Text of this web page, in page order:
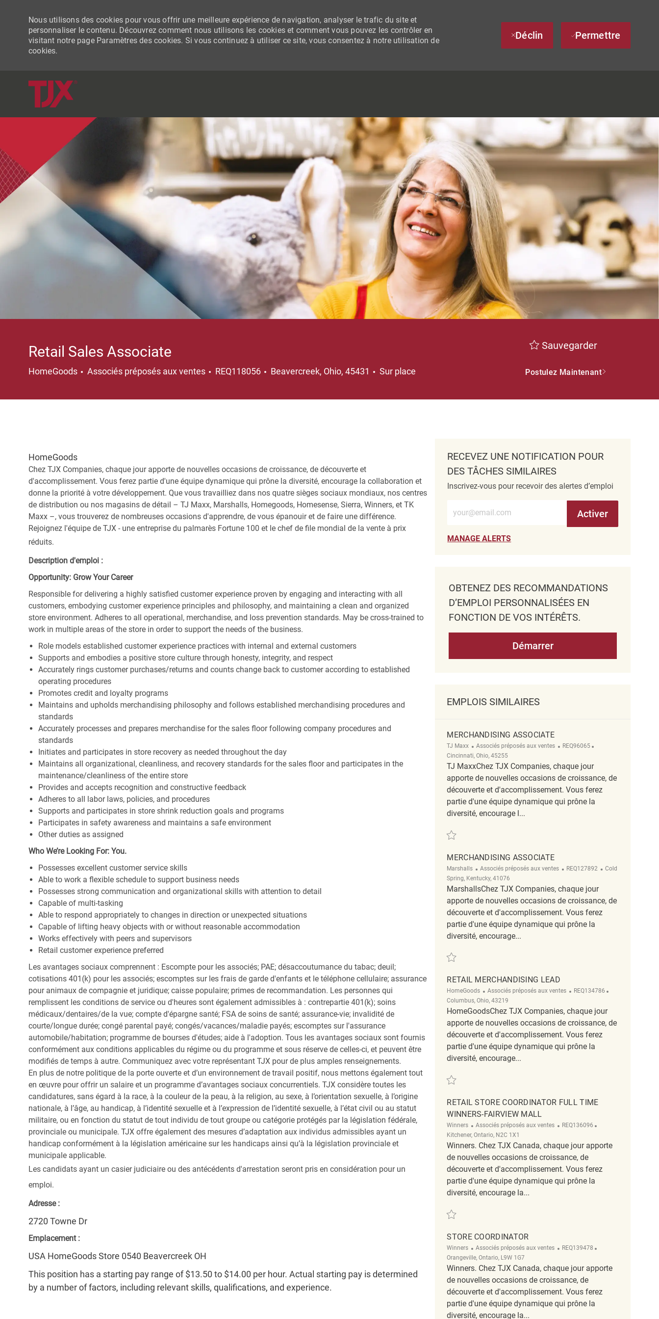
Nous utilisons des cookies pour vous offrir une meilleure expérience de navigation, analyser le trafic du site et
personnaliser le contenu. Découvrez comment nous utilisons les cookies et comment vous pouvez les contrôler en
visitant notre page Paramètres des cookies. Si vous continuez à utiliser ce site, vous consentez à notre utilisation de
cookies.
Déclin Permettre
Retail Sales Associate
HomeGoods Catégorie
Associés préposés aux ventes REQ118056 Emplacement
Beavercreek, Ohio, 45431 Sur place
Sauvegarder
Postulez Maintenant
HomeGoods
Chez TJX Companies, chaque jour apporte de nouvelles occasions de croissance, de découverte et
d'accomplissement. Vous ferez partie d'une équipe dynamique qui prône la diversité, encourage la collaboration et
donne la priorité à votre développement. Que vous travailliez dans nos quatre sièges sociaux mondiaux, nos centres
de distribution ou nos magasins de détail – TJ Maxx, Marshalls, Homegoods, Homesense, Sierra, Winners, et TK
Maxx –, vous trouverez de nombreuses occasions d'apprendre, de vous épanouir et de faire une différence.
Rejoignez l'équipe de TJX - une entreprise du palmarès Fortune 100 et le chef de file mondial de la vente à prix
réduits.
Description d'emploi :
Opportunity: Grow Your Career
Responsible for delivering a highly satisfied customer experience proven by engaging and interacting with all
customers, embodying customer experience principles and philosophy, and maintaining a clean and organized
store environment. Adheres to all operational, merchandise, and loss prevention standards. May be cross-trained to
work in multiple areas of the store in order to support the needs of the business.
Role models established customer experience practices with internal and external customers
Supports and embodies a positive store culture through honesty, integrity, and respect
Accurately rings customer purchases/returns and counts change back to customer according to established
operating procedures
Promotes credit and loyalty programs
Maintains and upholds merchandising philosophy and follows established merchandising procedures and
standards
Accurately processes and prepares merchandise for the sales floor following company procedures and
standards
Initiates and participates in store recovery as needed throughout the day
Maintains all organizational, cleanliness, and recovery standards for the sales floor and participates in the
maintenance/cleanliness of the entire store
Provides and accepts recognition and constructive feedback
Adheres to all labor laws, policies, and procedures
Supports and participates in store shrink reduction goals and programs
Participates in safety awareness and maintains a safe environment
Other duties as assigned
Who We’re Looking For: You.
Possesses excellent customer service skills
Able to work a flexible schedule to support business needs
Possesses strong communication and organizational skills with attention to detail
Capable of multi-tasking
Able to respond appropriately to changes in direction or unexpected situations
Capable of lifting heavy objects with or without reasonable accommodation
Works effectively with peers and supervisors
Retail customer experience preferred
Les avantages sociaux comprennent : Escompte pour les associés; PAE; désaccoutumance du tabac; deuil;
cotisations 401(k) pour les associés; escomptes sur les frais de garde d'enfants et le téléphone cellulaire; assurance
pour animaux de compagnie et juridique; caisse populaire; primes de recommandation. Les personnes qui
remplissent les conditions de service ou d'heures sont également admissibles à : contrepartie 401(k); soins
médicaux/dentaires/de la vue; compte d'épargne santé; FSA de soins de santé; assurance-vie; invalidité de
courte/longue durée; congé parental payé; congés/vacances/maladie payés; escomptes sur l'assurance
automobile/habitation; programme de bourses d'études; aide à l'adoption. Tous les avantages sociaux sont fournis
conformément aux conditions applicables du régime ou du programme et sous réserve de celles-ci, et peuvent être
modifiés de temps à autre. Communiquez avec votre représentant TJX pour de plus amples renseignements.
En plus de notre politique de la porte ouverte et d’un environnement de travail positif, nous mettons également tout
en œuvre pour offrir un salaire et un programme d’avantages sociaux concurrentiels. TJX considère toutes les
candidatures, sans égard à la race, à la couleur de la peau, à la religion, au sexe, à l’orientation sexuelle, à l’origine
nationale, à l’âge, au handicap, à l’identité sexuelle et à l’expression de l’identité sexuelle, à l’état civil ou au statut
militaire, ou en fonction du statut de tout individu de tout groupe ou catégorie protégés par la législation fédérale,
provinciale ou municipale. TJX offre également des mesures d’adaptation aux individus admissibles ayant un
handicap conformément à la législation américaine sur les handicaps ainsi qu’à la législation provinciale et
municipale applicable.
Les candidats ayant un casier judiciaire ou des antécédents d'arrestation seront pris en considération pour un
emploi.
Adresse :
2720 Towne Dr
Emplacement :
USA HomeGoods Store 0540 Beavercreek OH
This position has a starting pay range of $13.50 to $14.00 per hour. Actual starting pay is determined
by a number of factors, including relevant skills, qualifications, and experience.
RECEVEZ UNE NOTIFICATION POUR
DES TÂCHES SIMILAIRES
Inscrivez-vous pour recevoir des alertes d’emploi
Entrez l’adresse e-mail (obligatoire)
Activer
MANAGE ALERTS
OBTENEZ DES RECOMMANDATIONS
D’EMPLOI PERSONNALISÉES EN
FONCTION DE VOS INTÉRÊTS.
Démarrer
EMPLOIS SIMILAIRES
MERCHANDISING ASSOCIATE
TJ Maxx Catégorie
Associés préposés aux ventes ReqId
REQ96065
Cincinnati, Ohio, 45255
TJ MaxxChez TJX Companies, chaque jour
apporte de nouvelles occasions de croissance, de
découverte et d'accomplissement. Vous ferez
partie d'une équipe dynamique qui prône la
diversité, encourage l...
MERCHANDISING ASSOCIATE
Marshalls Catégorie
Associés préposés aux ventes ReqId
REQ127892 Emplacement
Cold
Spring, Kentucky, 41076
MarshallsChez TJX Companies, chaque jour
apporte de nouvelles occasions de croissance, de
découverte et d'accomplissement. Vous ferez
partie d'une équipe dynamique qui prône la
diversité, encourage...
Sauvegarder Merchandising Associate REQ127892
RETAIL MERCHANDISING LEAD
HomeGoods Catégorie
Associés préposés aux ventes ReqId
REQ134786
Columbus, Ohio, 43219
HomeGoodsChez TJX Companies, chaque jour
apporte de nouvelles occasions de croissance, de
découverte et d'accomplissement. Vous ferez
partie d'une équipe dynamique qui prône la
diversité, encourage...
Sauvegarder Retail Merchandising Lead REQ134786
RETAIL STORE COORDINATOR FULL TIME
WINNERS-FAIRVIEW MALL
Winners Catégorie
Associés préposés aux ventes ReqId
REQ136096
Kitchener, Ontario, N2C 1X1
Winners. Chez TJX Canada, chaque jour apporte
de nouvelles occasions de croissance, de
découverte et d'accomplissement. Vous ferez
partie d'une équipe dynamique qui prône la
diversité, encourage la...
Sauvegarder Retail Store Coordinator Full Time Winners-Fairview Mall
STORE COORDINATOR
Winners Catégorie
Associés préposés aux ventes ReqId
REQ139478
Orangeville, Ontario, L9W 1G7
Winners. Chez TJX Canada, chaque jour apporte
de nouvelles occasions de croissance, de
découverte et d'accomplissement. Vous ferez
partie d'une équipe dynamique qui prône la
diversité, encourage la...